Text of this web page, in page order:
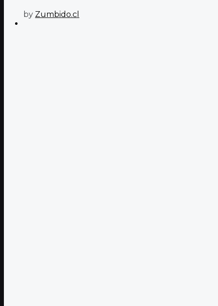
by Zumbido.cl